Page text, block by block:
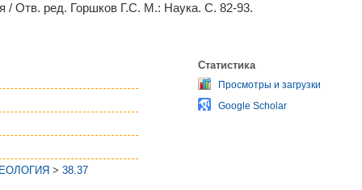
/ Отв. ред. Горшков Г.С. М.: Наука. С. 82-93.
> 38.37
Статистика
Просмотры и загрузки
Google Scholar